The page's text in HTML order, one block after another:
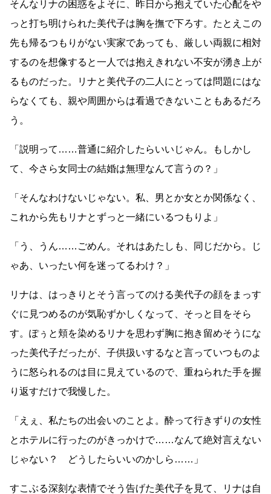
そんなリナの困惑をよそに、昨日から抱えていた心配をや
っと打ち明けられた美代子は胸を撫で下ろす。たとえこの
先も帰るつもりがない実家であっても、厳しい両親に相対
するのを想像すると一人では抱えきれない不安が湧き上が
るものだった。リナと美代子の二人にとっては問題にはな
らなくても、親や周囲からは看過できないこともあるだろ
う。
「説明って ……普通に紹介したらいいじゃん。もしかし
て、今さら女同士の結婚は無理なんて言うの？」
「そんなわけないじゃない。私、男とか女とか関係なく、
これから先もリナとずっと一緒にいるつもりよ」
「う、うん…… ごめん。それはあたしも、同じだから。じ
ゃあ、いったい何を迷ってるわけ？」
リナは、はっきりとそう言ってのける美代子の顔をまっす
ぐに見つめるのが気恥ずかしくなって、そっと目をそら
す。ぽぅと頬を染めるリナを思わず胸に抱き留めそうにな
った美代子だったが、子供扱いするなと言っていつものよ
うに怒られるのは目に見えているので、重ねられた手を握
り返すだけで我慢した。
「えぇ、私たちの出会いのことよ。酔って行きずりの女性
とホテルに行ったのがきっかけで……なんて絶対言えない
じゃない？ どうしたらいいのかしら …… 」
すこぶる深刻な表情でそう告げた美代子を見て、リナは自